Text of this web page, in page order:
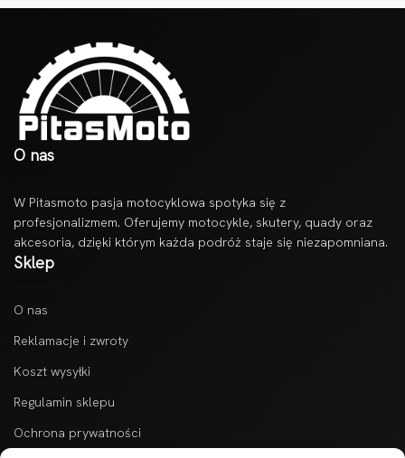
O nas
W Pitasmoto pasja motocyklowa spotyka się z
profesjonalizmem. Oferujemy motocykle, skutery, quady oraz
akcesoria, dzięki którym każda podróż staje się niezapomniana.
Sklep
O nas
Reklamacje i zwroty
Koszt wysyłki
Regulamin sklepu
Ochrona prywatności